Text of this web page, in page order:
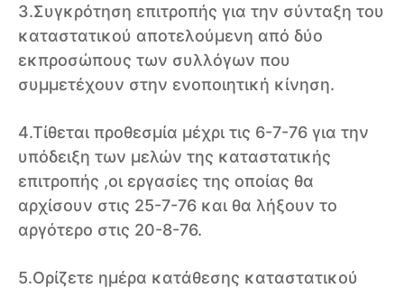
3.Συγκρότηση επιτροπής για την σύνταξη του
καταστατικού αποτελούμενη από δύο
εκπροσώπους των συλλόγων που
συμμετέχουν στην ενοποιητική κίνηση.
4.Τίθεται προθεσμία μέχρι τις 6-7-76 για την
υπόδειξη των μελών της καταστατικής
επιτροπής ,οι εργασίες της οποίας θα
αρχίσουν στις 25-7-76 και θα λήξουν το
αργότερο στις 20-8-76.
5.Ορίζετε ημέρα κατάθεσης καταστατικού